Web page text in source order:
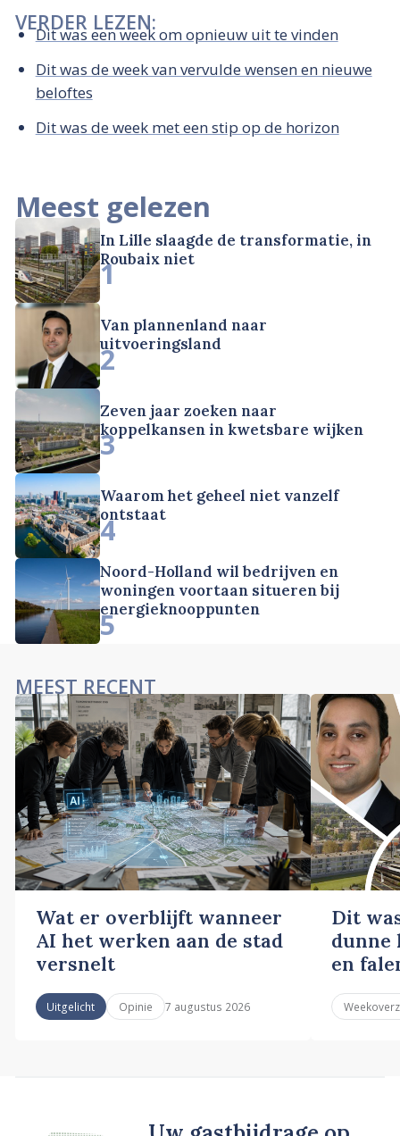
VERDER LEZEN:
Dit was een week om opnieuw uit te vinden
Dit was de week van vervulde wensen en nieuwe
beloftes
Dit was de week met een stip op de horizon
Meest gelezen
In Lille slaagde de transformatie, in
Roubaix niet
1
Van plannenland naar
uitvoeringsland
2
Zeven jaar zoeken naar
koppelkansen in kwetsbare wijken
3
Waarom het geheel niet vanzelf
ontstaat
4
Noord-Holland wil bedrijven en
woningen voortaan situeren bij
energieknooppunten
5
MEEST RECENT
Wat er overblijft wanneer
AI het werken aan de stad
versnelt
Uitgelicht Opinie 7 augustus 2026
Dit
dunne
en